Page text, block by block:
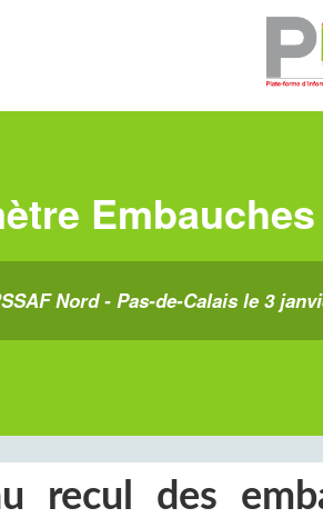
Nord - Pas-de-Calais le 3
recul
des